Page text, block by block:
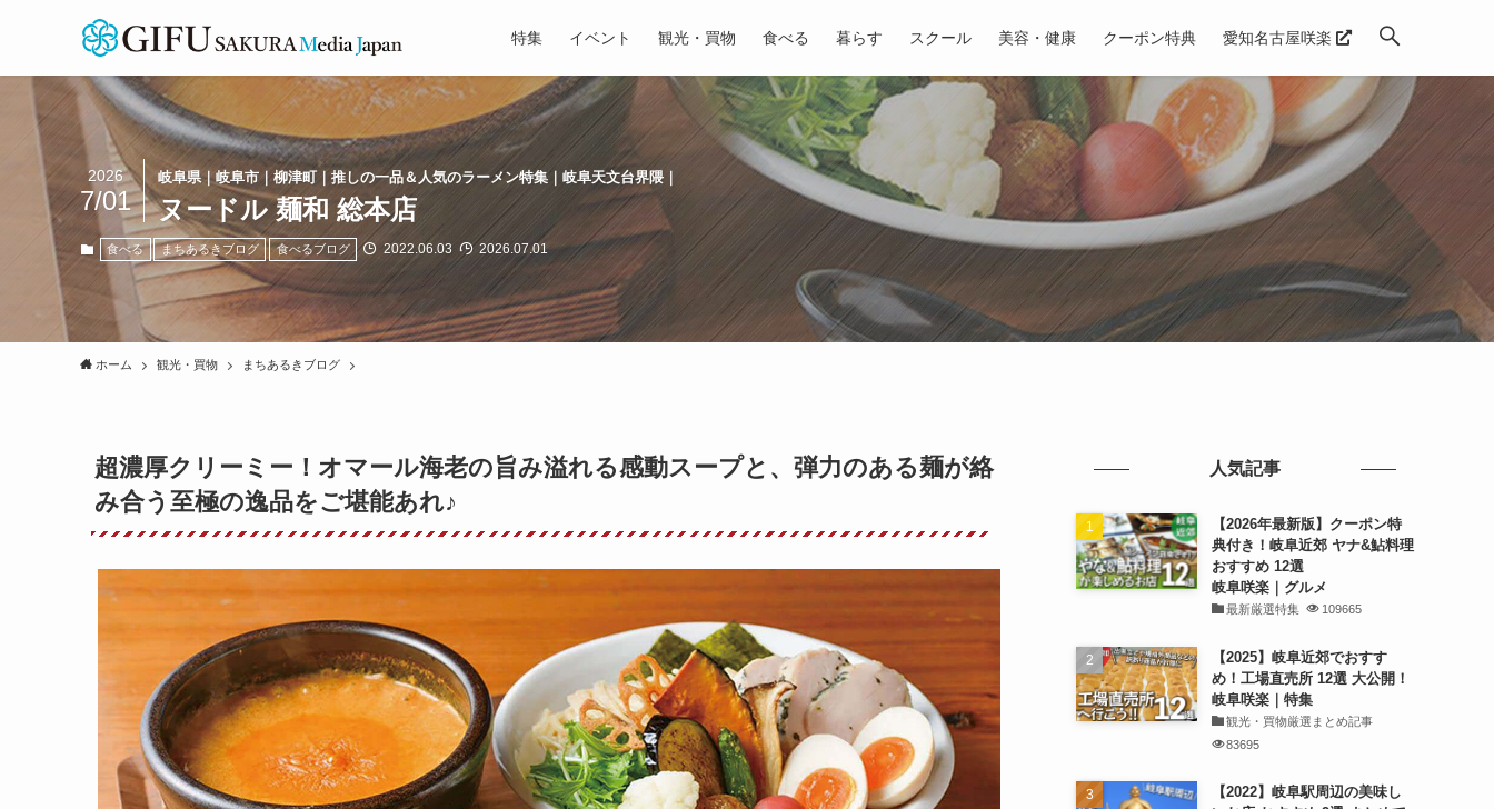
特集 イベント 観光・買物 食べる 暮らす スクール 美容・健康 クーポン特典 愛知名古屋咲楽
岐阜県｜岐阜市｜柳津町｜推しの一品＆人気のラーメン特集｜岐阜天文台界隈｜
ヌードル 麺和 総本店
2026
7/01
食べる まちあるきブログ 食べるブログ 2022.06.03 2026.07.01
ホーム 観光・買物 まちあるきブログ
超濃厚クリーミー！オマール海老の旨み溢れる感動スープと、弾力のある麺が絡
み合う至極の逸品をご堪能あれ♪
人気記事
【2026年最新版】クーポン特
典付き！岐阜近郊 ヤナ&鮎料理
おすすめ 12選
岐阜咲楽｜グルメ
最新厳選特集 109665
【2025】岐阜近郊でおすす
め！工場直売所 12選 大公開！
岐阜咲楽｜特集
観光・買物厳選まとめ記事
83695
【2022】岐阜駅周辺の美味し